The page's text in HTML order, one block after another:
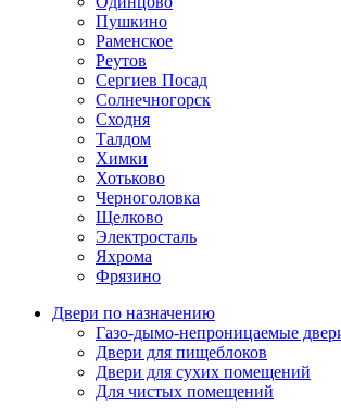
Пушкино
Раменское
Реутов
Сергиев Посад
Солнечногорск
Сходня
Талдом
Химки
Хотьково
Черноголовка
Щелково
Электросталь
Яхрома
Фрязино
Двери по назначению
Газо-дымо-непроницаемые
Двери для пищеблоков
Двери для сухих помещений
Для чистых помещений